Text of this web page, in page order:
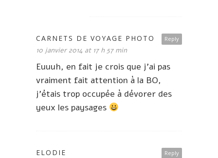
Reply
CARNETS DE VOYAGE PHOTO
10 janvier 2014 at 17 h 57 min
Euuuh, en fait je crois que j’ai pas
vraiment fait attention à la BO,
j’étais trop occupée à dévorer des
yeux les paysages
Reply
ELODIE